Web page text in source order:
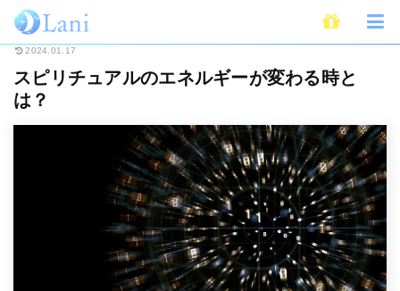
ホーム スピリチュアル スピリチュアルのエネルギーが変わる時とは？
2024.01.17
スピリチュアルのエネルギーが変わる時と
は？